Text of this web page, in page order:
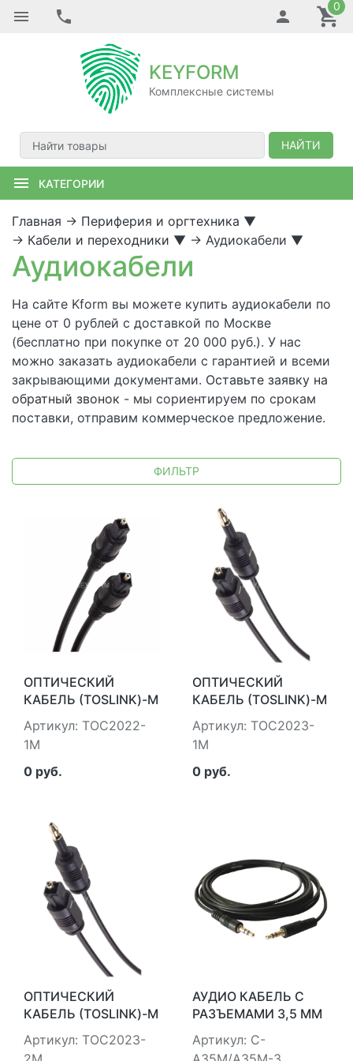
0
KEYFORM
Комплексные системы
НАЙТИ
КАТЕГОРИИ
Главная → Периферия и оргтехника ▼
→ Кабели и переходники ▼ → Аудиокабели ▼
Аудиокабели
На сайте Kform вы можете купить аудиокабели по
цене от 0 рублей с доставкой по Москве
(бесплатно при покупке от 20 000 руб.). У нас
можно заказать аудиокабели с гарантией и всеми
закрывающими документами. Оставьте заявку на
обратный звонок - мы сориентируем по срокам
поставки, отправим коммерческое предложение.
ФИЛЬТР
ОПТИЧЕСКИЙ
КАБЕЛЬ (TOSLINK)-M
-- >(TOSLINK)-M ,1M,
TELECOM <TOC2022-
1M> VCOM TOC2022-
1M
Артикул: TOC2022-
1M
0 руб.
ОПТИЧЕСКИЙ
КАБЕЛЬ (TOSLINK)-M
-- >(TOSLINK)-MINIM
,1M, TELECOM
<TOC2023-1M>
VCOM TOC2023-1M
Артикул: TOC2023-
1M
0 руб.
ОПТИЧЕСКИЙ
КАБЕЛЬ (TOSLINK)-M
-- >(TOSLINK)-MINIM
,2M, TELECOM
Артикул: TOC2023-
АУДИО КАБЕЛЬ С
РАЗЪЕМАМИ 3,5 ММ
(ВИЛКА - ВИЛКА), 0,9
М [95-0101003]
Артикул: C-